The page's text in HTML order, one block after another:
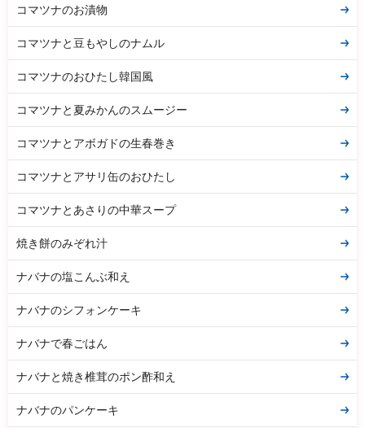
コマツナのお漬物
コマツナと豆もやしのナムル
コマツナのおひたし韓国風
コマツナと夏みかんのスムージー
コマツナとアボガドの生春巻き
コマツナとアサリ缶のおひたし
コマツナとあさりの中華スープ
焼き餅のみぞれ汁
ナバナの塩こんぶ和え
ナバナのシフォンケーキ
ナバナで春ごはん
ナバナと焼き椎茸のポン酢和え
ナバナのパンケーキ